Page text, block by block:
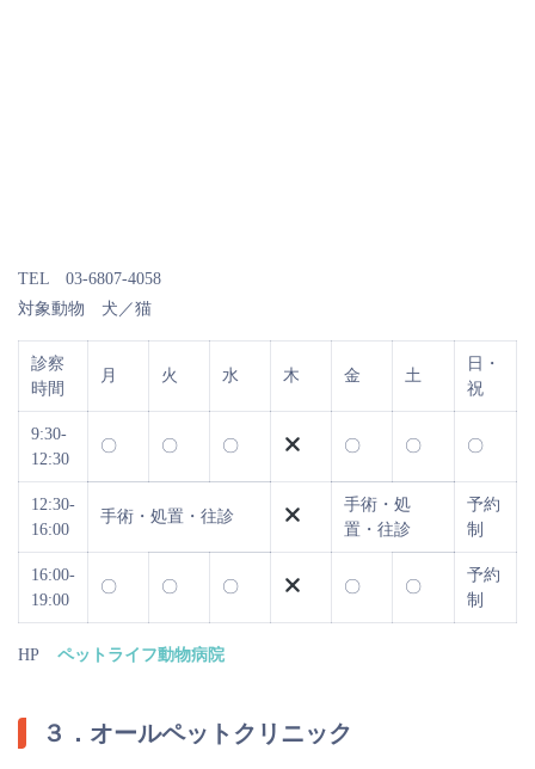
TEL 03-6807-4058
対象動物 犬／猫
診察
時間
月 火 水 木 金 土
日・
祝
9:30-
12:30
〇 〇 〇 〇 〇 〇
12:30-
16:00
手術・処置・往診
手術・処
置・往診
予約
制
16:00-
19:00
〇 〇 〇 〇 〇
予約
制
HP ペットライフ動物病院
３．オールペットクリニック